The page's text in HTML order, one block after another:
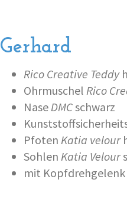
Gerhard
Rico Creative Teddy
Ohrmuschel Rico
NaseDMCschwarz
Pfoten Katia velour
Sohlen Katia Velour
mit Kopfdrehgelenk